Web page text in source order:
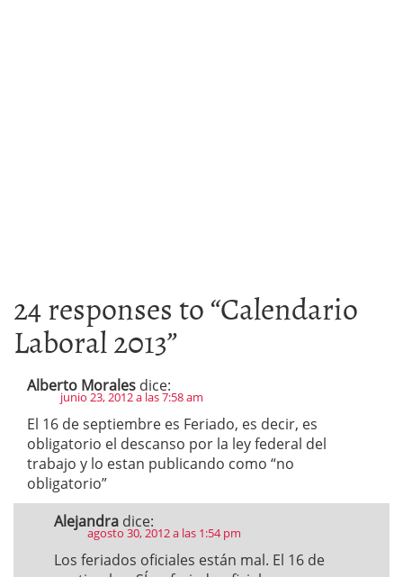
24 responses to “Calendario
Laboral 2013”
Alberto Morales dice:
junio 23, 2012 a las 7:58 am
El 16 de septiembre es Feriado, es decir, es
obligatorio el descanso por la ley federal del
trabajo y lo estan publicando como “no
obligatorio”
Alejandra dice:
agosto 30, 2012 a las 1:54 pm
Los feriados oficiales están mal. El 16 de